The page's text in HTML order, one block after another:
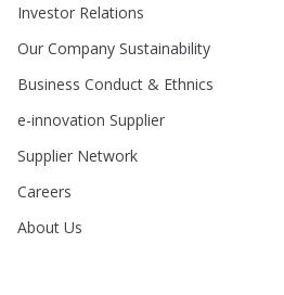
Investor Relations
Our Company Sustainability
Business Conduct & Ethnics
e-innovation Supplier
Supplier Network
Careers
About Us